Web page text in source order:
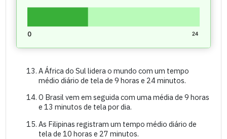
A África do Sul lidera o mundo com um tempo
médio diário de tela de 9 horas e 24 minutos.
O Brasil vem em seguida com uma média de 9 horas
e 13 minutos de tela por dia.
As Filipinas registram um tempo médio diário de
tela de 10 horas e 27 minutos.